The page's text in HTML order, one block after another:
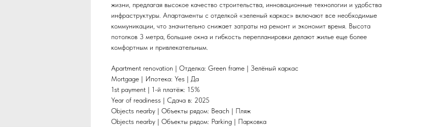
жизни, предлагая высокое качество строительства, инновационные технологии и удобства
инфраструктуры. Апартаменты с отделкой «зеленый каркас» включают все необходимые
коммуникации, что значительно снижает затраты на ремонт и экономит время. Высота
потолков 3 метра, большие окна и гибкость перепланировки делают жилье еще более
комфортным и привлекательным.
Apartment renovation | Отделка: Green frame | Зелёный каркас
Mortgage | Ипотека: Yes | Да
1st payment | 1-й платёж: 15%
Year of readiness | Сдача в: 2025
Objects nearby | Объекты рядом: Beach | Пляж
Objects nearby | Объекты рядом: Parking | Парковка